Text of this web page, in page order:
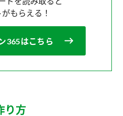
もらえる！
365はこちら
り方